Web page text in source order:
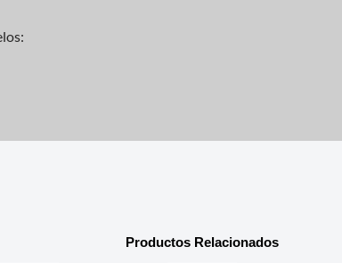
Productos Relacionados